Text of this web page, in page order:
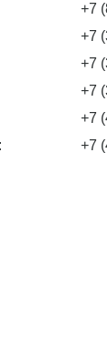
+7
+7
+7
+7
+7
+7